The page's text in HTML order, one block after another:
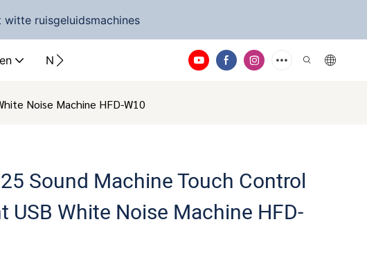
ruisgeluidsmachines
Neem contact met ons op
Noise Machine HFD-W10
Sound Machine Touch Control
USB White Noise Machine HFD-